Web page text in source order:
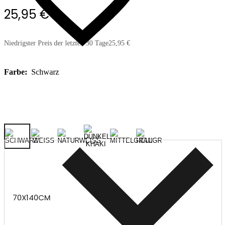
25,95 €
Niedrigster Preis der letzten 30 Tage25,95 €
Farbe: Schwarz
70X140CM